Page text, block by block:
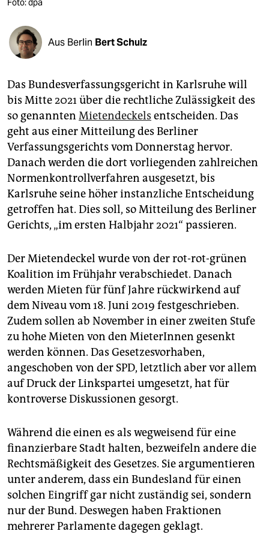
veranstaltungen
shop
fragen & hilfe
unterstützen
abo
genossenschaft
epaper login
Foto: dpa
Aus Berlin Bert Schulz
Das Bundesverfassungsgericht in Karlsruhe will
bis Mitte 2021 über die rechtliche Zulässigkeit des
so genannten Mietendeckels entscheiden. Das
geht aus einer Mitteilung des Berliner
Verfassungsgerichts vom Donnerstag hervor.
Danach werden die dort vorliegenden zahlreichen
Normenkontrollverfahren ausgesetzt, bis
Karlsruhe seine höher instanzliche Entscheidung
getroffen hat. Dies soll, so Mitteilung des Berliner
Gerichts, „im ersten Halbjahr 2021“ passieren.
Der Mietendeckel wurde von der rot-rot-grünen
Koalition im Frühjahr verabschiedet. Danach
werden Mieten für fünf Jahre rückwirkend auf
dem Niveau vom 18. Juni 2019 festgeschrieben.
Zudem sollen ab November in einer zweiten Stufe
zu hohe Mieten von den MieterInnen gesenkt
werden können. Das Gesetzesvorhaben,
angeschoben von der SPD, letztlich aber vor allem
auf Druck der Linkspartei umgesetzt, hat für
kontroverse Diskussionen gesorgt.
Während die einen es als wegweisend für eine
finanzierbare Stadt halten, bezweifeln andere die
Rechtsmäßigkeit des Gesetzes. Sie argumentieren
unter anderem, dass ein Bundesland für einen
solchen Eingriff gar nicht zuständig sei, sondern
nur der Bund. Deswegen haben Fraktionen
mehrerer Parlamente dagegen geklagt.